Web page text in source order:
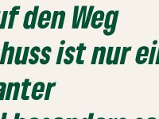
den Weg
ist nur